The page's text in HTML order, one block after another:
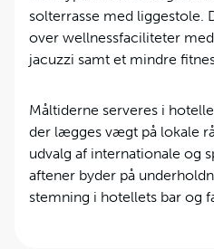
solterrasse med liggestole.
over wellnessfaciliteter
jacuzzi samt et mindre
Måltiderne serveres i
der lægges vægt på lokale
udvalg af internationale og
aftener byder på
stemning i hotellets bar og